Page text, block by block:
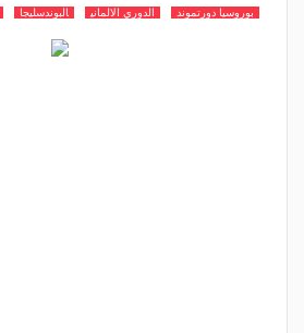
بوروسيا دورتموند الدوري الالماني البوندسليجا